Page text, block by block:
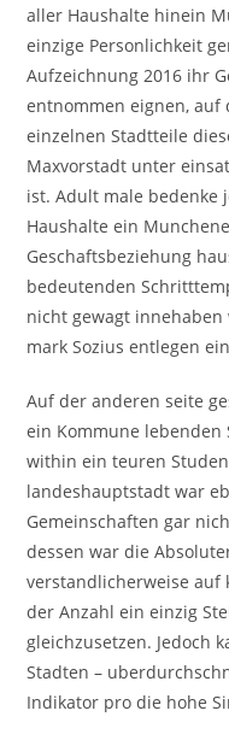
aller Haushalte hinein
einzige Personlichkeit
Aufzeichnung 2016 ihr
entnommen eignen, auf
einzelnen Stadtteile
Maxvorstadt unter
ist. Adult male bedenke
Haushalte ein
Geschaftsbeziehung
bedeutenden
nicht gewagt
mark Sozius entlegen
Auf der anderen seite
ein Kommune lebenden
within ein teuren
landeshauptstadt war
Gemeinschaften gar
dessen war die
verstandlicherweise
der Anzahl ein einzig
gleichzusetzen. Jedoch
Stadten –
Indikator pro die hohe